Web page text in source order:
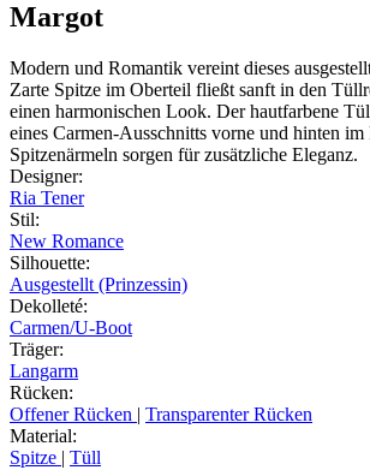
Margot
Modern und Romantik vereint dieses
Zarte Spitze im Oberteil fließt sanft in den
einen harmonischen Look. Der hautfarbene
eines Carmen-Ausschnitts vorne und hinten
Spitzenärmeln sorgen für zusätzliche Eleganz.
Designer:
Ria Tener
Stil:
New Romance
Silhouette:
Ausgestellt (Prinzessin)
Dekolleté:
Carmen/U-Boot
Träger:
Langarm
Rücken:
Offener Rücken | Transparenter Rücken
Material:
Spitze | Tüll